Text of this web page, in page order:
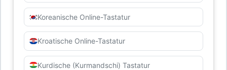
Koreanische Online-Tastatur
Kroatische Online-Tastatur
Kurdische (Kurmandschi) Tastatur